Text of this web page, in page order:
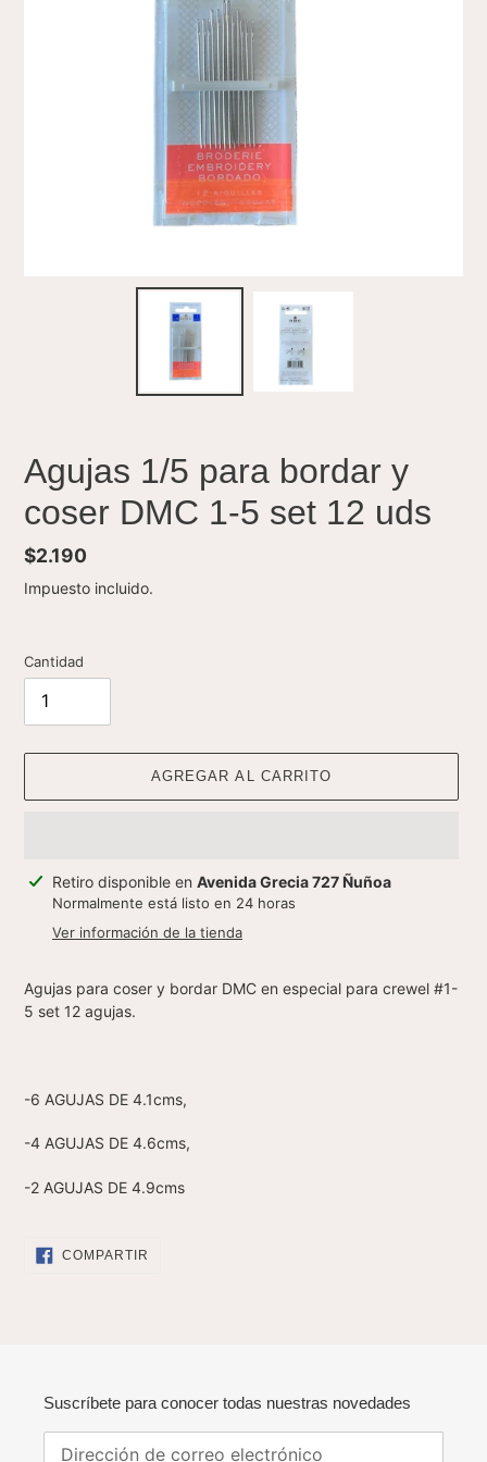
Agujas 1/5 para bordar y
coser DMC 1-5 set 12 uds
Precio
habitual
$2.190
Impuesto incluido.
Cantidad
AGREGAR AL CARRITO
Agregando
producto
carrito
Retiro disponible en Avenida Grecia 727 Ñuñoa
Normalmente está listo en 24 horas
Ver información de la tienda
Agujas para coser y bordar DMC en especial para crewel #1-
5 set 12 agujas.
-6 AGUJAS DE 4.1cms,
-4 AGUJAS DE 4.6cms,
-2 AGUJAS DE 4.9cms
COMPARTIR
Suscríbete para conocer todas nuestras novedades